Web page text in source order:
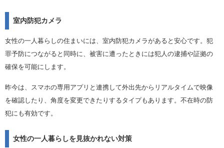
室内防犯カメラ
女性の一人暮らしの住まいには、室内防犯カメラがあると安心です。犯
罪予防につながると同時に、被害に遭ったときには犯人の逮捕や証拠の
確保を可能にします。
昨今は、スマホの専用アプリと連携して外出先からリアルタイムで映像
を確認したり、角度を変更できたりするタイプもあります。不在時の防
犯にも有効です。
女性の一人暮らしを見抜かれない対策